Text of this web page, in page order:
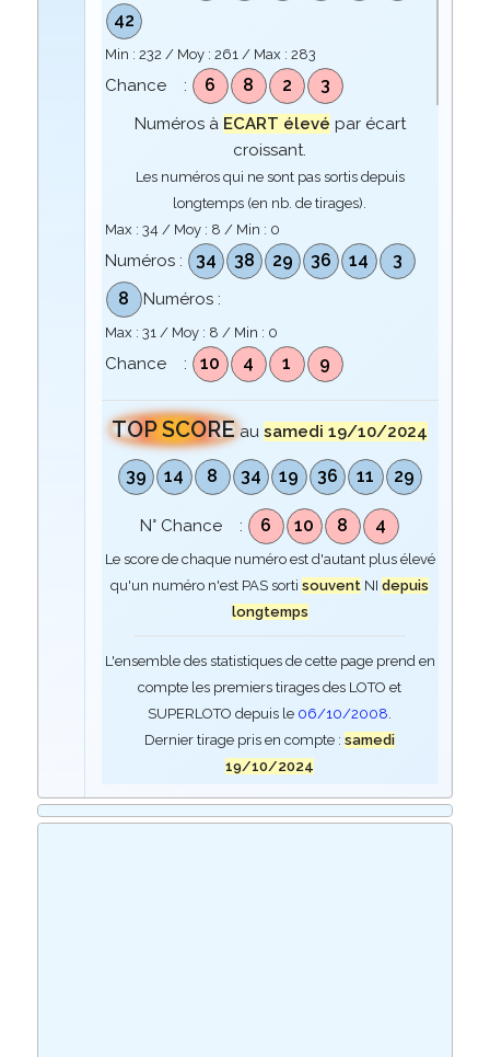
42
Min : 232 / Moy : 261/ Max : 283
Chance : 6 8 2 3
Numéros à ECART élevé par écart
croissant.
Les numéros qui ne sont pas sortis depuis
longtemps (en nb. de tirages).
Max : 34 / Moy : 8 / Min : 0
Numéros : 34 38 29 36 14
3
8
Numéros :
Max : 31/ Moy : 8 / Min : 0
Chance : 10 4 1 9
TOP SCORE ausamedi 19/10/2024
39 14 8 34 19 36 11 29
N° Chance : 6 10 8 4
Le score de chaque numéro est d'autant plus élevé
qu'un numéro n'est PAS sortisouvent NIdepuis
longtemps
L'ensemble des statistiques de cette page prend en
compte les premiers tirages des LOTO et
SUPERLOTO depuis le 06/10/2008.
Dernier tirage pris en compte :samedi
19/10/2024